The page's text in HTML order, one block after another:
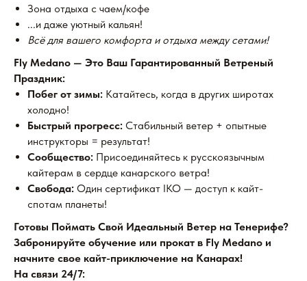
Зона отдыха с чаем/кофе
...и даже уютный кальян!
Всё для вашего комфорта и отдыха между сетами!
Fly Medano — Это Ваш Гарантированный Ветреный
Праздник:
Побег от зимы: Катайтесь, когда в других широтах
холодно!
Быстрый прогресс: Стабильный ветер + опытные
инструкторы = результат!
Сообщество: Присоединяйтесь к русскоязычным
кайтерам в сердце канарского ветра!
Свобода: Один сертификат IKO — доступ к кайт-
спотам планеты!
Готовы Поймать Свой Идеальный Ветер на Тенерифе?
Забронируйте обучение или прокат в Fly Medano и
начните свое кайт-приключение на Канарах!
На связи 24/7: